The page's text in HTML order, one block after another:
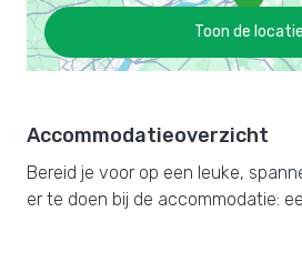
Toon de locatie
Accommodatieoverzicht
Bereid je voor op een leuke,
er te doen bij de accommodatie: